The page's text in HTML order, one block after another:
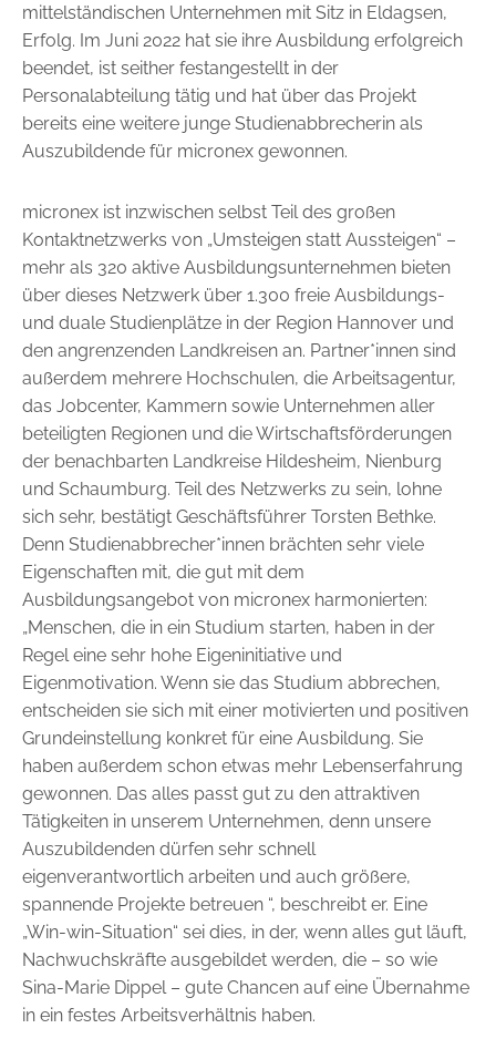
mittelständischen Unternehmen mit Sitz in Eldagsen,
Erfolg. Im Juni 2022 hat sie ihre Ausbildung erfolgreich
beendet, ist seither festangestellt in der
Personalabteilung tätig und hat über das Projekt
bereits eine weitere junge Studienabbrecherin als
Auszubildende für micronex gewonnen.
micronex ist inzwischen selbst Teil des großen
Kontaktnetzwerks von „Umsteigen statt Aussteigen“ –
mehr als 320 aktive Ausbildungsunternehmen bieten
über dieses Netzwerk über 1.300 freie Ausbildungs-
und duale Studienplätze in der Region Hannover und
den angrenzenden Landkreisen an. Partner*innen sind
außerdem mehrere Hochschulen, die Arbeitsagentur,
das Jobcenter, Kammern sowie Unternehmen ­aller
beteiligten Regionen und die Wirtschaftsförderungen
der benachbarten Landkreise Hildesheim, Nienburg
und Schaumburg. Teil des Netzwerks zu sein, lohne
sich sehr, bestätigt Geschäftsführer Torsten Bethke.
Denn Studienabbrecher*innen brächten sehr viele
Eigenschaften mit, die gut mit dem
Ausbildungsangebot von micronex harmonierten:
„Menschen, die in ein Studium starten, haben in der
Regel eine sehr hohe Eigeninitiative und
Eigenmotivation. Wenn sie das Studium abbrechen,
entscheiden sie sich mit einer motivierten und positiven
Grundeinstellung konkret für eine Ausbildung. Sie
haben außerdem schon etwas mehr Lebenserfahrung
gewonnen. Das alles passt gut zu den attraktiven
Tätigkeiten in unserem Unternehmen, denn unsere
Auszubildenden dürfen sehr schnell
eigenverantwortlich arbeiten und auch größere,
spannende Projekte betreuen “, beschreibt er. Eine
„Win-win-Situation“ sei dies, in der, wenn alles gut läuft,
Nachwuchskräfte ausgebildet werden, die – so wie
Sina-Marie Dippel – gute Chancen auf eine Übernahme
in ein festes Arbeitsverhältnis haben.